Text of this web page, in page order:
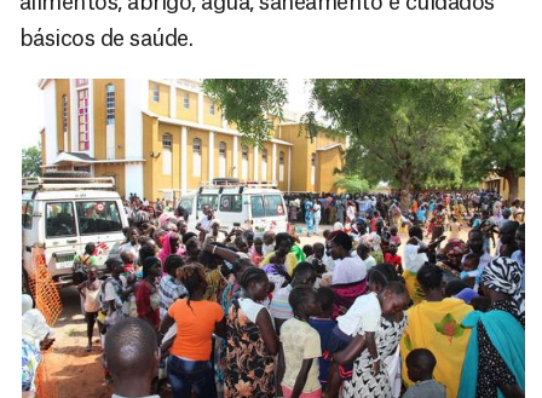
básicos de saúde.